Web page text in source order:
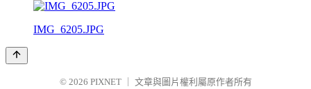
IMG_6205.JPG
© 2026 PIXNET
文章與圖片權利屬原作者所有